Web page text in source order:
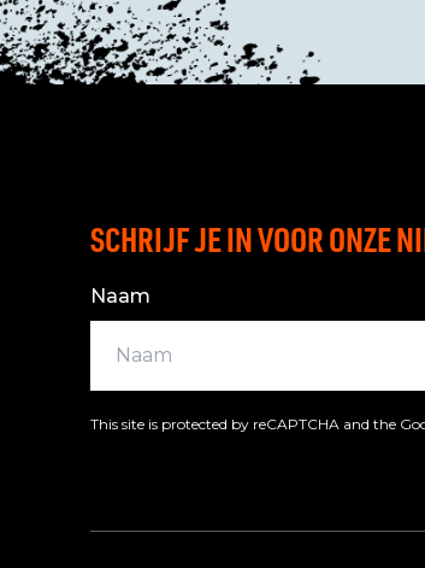
SCHRIJF JE IN VOOR ONZE
Naam
This site is protected by reCAPTCHA and the